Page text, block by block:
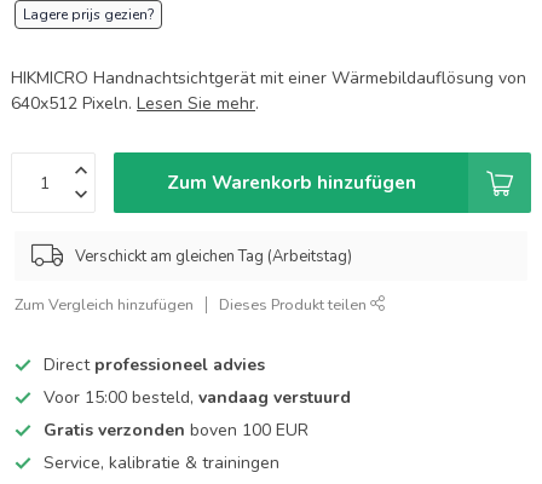
Lagere prijs gezien?
HIKMICRO Handnachtsichtgerät mit einer Wärmebildauflösung von
640x512 Pixeln. Lesen Sie mehr.
Zum Warenkorb hinzufügen
Verschickt am gleichen Tag (Arbeitstag)
Zum Vergleich hinzufügen Dieses Produkt teilen
Direct professioneel advies
Voor 15:00 besteld, vandaag verstuurd
Gratis verzonden boven 100 EUR
Service, kalibratie & trainingen